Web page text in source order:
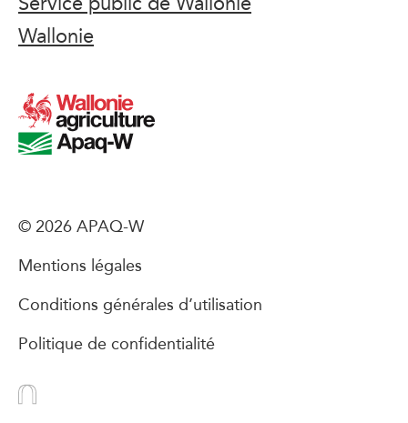
Wallonie
© 2026 APAQ-W
Mentions légales
Conditions générales d’utilisation
Politique de confidentialité